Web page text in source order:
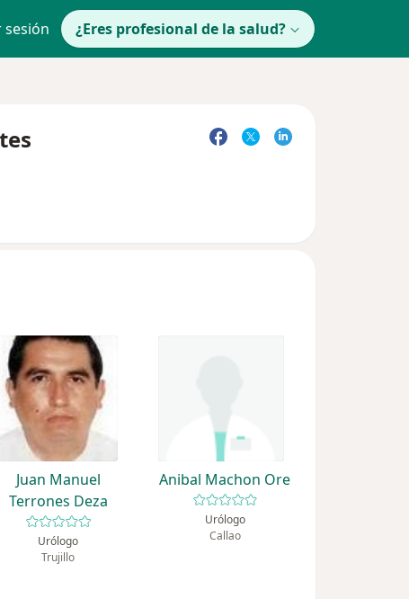
sesión ¿Eres profesional de la salud?
Juan Manuel
Terrones Deza
Urólogo
Trujillo
Anibal Machon Ore
Urólogo
Callao